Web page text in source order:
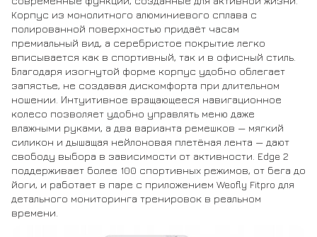
Корпус из монолитного алюминиевого сплава с
полированной поверхностью придаёт часам
премиальный вид, а серебристое покрытие легко
вписывается как в спортивный, так и в офисный стиль.
Благодаря изогнутой форме корпус удобно облегает
запястье, не создавая дискомфорта при длительном
ношении. Интуитивное вращающееся навигационное
колесо позволяет удобно управлять меню даже
влажными руками, а два варианта ремешков — мягкий
силикон и дышащая нейлоновая плетёная лента — дают
свободу выбора в зависимости от активности. Edge 2
поддерживает более 100 спортивных режимов, от бега до
йоги, и работает в паре с приложением Weofly Fitpro для
детального мониторинга тренировок в реальном
времени.